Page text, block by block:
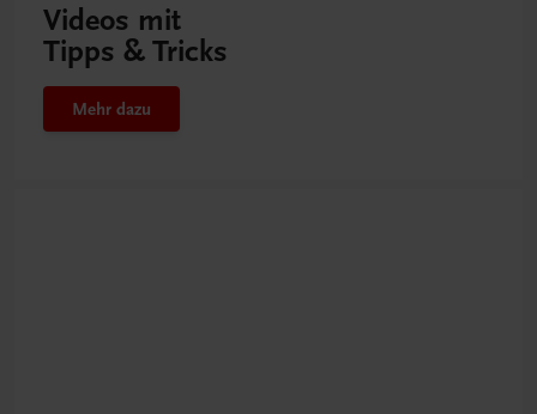
Videos mit
Tipps & Tricks
Mehr dazu